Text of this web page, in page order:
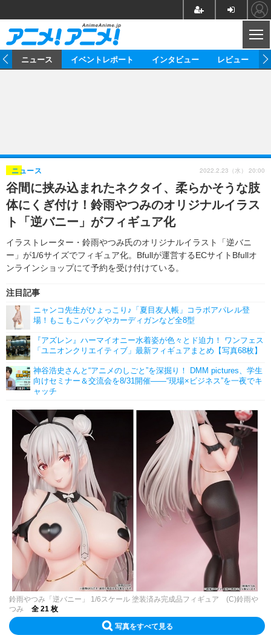
ゲーム グッズ
イベント 海外
海外イベント ビジネス
俳優・タレント アーティスト
ビジネス
アニメ 実写
書評 イベント
ゲーム 座談会
動画
アニメ
アニメ！アニメ！TV ABEMA Cafe
連載・コラム
ニュース イベントレポート インタビュー レビュー
谷間に挟み込まれたネクタイ、柔らかそうな肢
体にくぎ付け！鈴雨やつみのオリジナルイラス
ト「逆バニー」がフィギュア化
イラストレーター・鈴雨やつみ氏のオリジナルイラスト「逆バニ
ー」が1/6サイズでフィギュア化。Bfullが運営するECサイトBfullオ
ンラインショップにて予約を受け付けている。
ニュース
注目記事
ニャンコ先生がひょっこり♪「夏目友人帳」コラボアパレル登
場！もこもこバッグやカーディガンなど全8型
『アズレン』ハーマイオニー水着姿が色々とド迫力！ ワンフェス
「ユニオンクリエイティブ」最新フィギュアまとめ【写真68枚】
神谷浩史さんと“アニメのしごと”を深掘り！ DMM pictures、学生
向けセミナー＆交流会を8/31開催――“現場×ビジネス”を一夜でキ
ャッチ
2022.2.23（水） 20:00
鈴雨やつみ「逆バニー」 1/6スケール 塗装済み完成品フィギュア (C)鈴雨や
つみ
全 21 枚
写真をすべて見る